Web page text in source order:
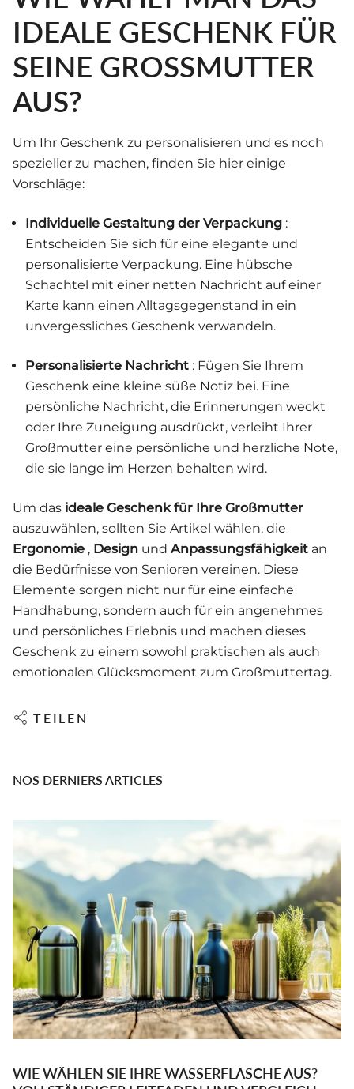
IDEALE GESCHENK FÜR
SEINE GROSSMUTTER A
US?
Um Ihr Geschenk zu personalisieren und es noch
spezieller zu machen, finden Sie hier einige
Vorschläge:
Individuelle Gestaltung der Verpackung :
Entscheiden Sie sich für eine elegante und
personalisierte Verpackung. Eine hübsche
Schachtel mit einer netten Nachricht auf einer
Karte kann einen Alltagsgegenstand in ein
unvergessliches Geschenk verwandeln.
Personalisierte Nachricht : Fügen Sie Ihrem
Geschenk eine kleine süße Notiz bei. Eine
persönliche Nachricht, die Erinnerungen weckt
oder Ihre Zuneigung ausdrückt, verleiht Ihrer
Großmutter eine persönliche und herzliche Note,
die sie lange im Herzen behalten wird.
Um das ideale Geschenk für Ihre Großmutter
auszuwählen, sollten Sie Artikel wählen, die
Ergonomie , Design und Anpassungsfähigkeit an
die Bedürfnisse von Senioren vereinen. Diese
Elemente sorgen nicht nur für eine einfache
Handhabung, sondern auch für ein angenehmes
und persönliches Erlebnis und machen dieses
Geschenk zu einem sowohl praktischen als auch
emotionalen Glücksmoment zum Großmuttertag.
TEILEN
NOS DERNIERS ARTICLES
WIE WÄHLEN SIE IHRE WASSERFLASCHE AUS?